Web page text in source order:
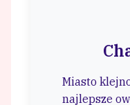
Miasto
najlepsze